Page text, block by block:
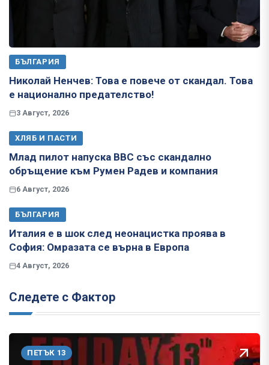
БЪЛГАРИЯ
Николай Ненчев: Това е повече от скандал. Това
е национално предателство!
3 Август, 2026
ХЛЯБ И ПАСТИ
Млад пилот напуска ВВС със скандално
обръщение към Румен Радев и компания
6 Август, 2026
БЪЛГАРИЯ
Италия е в шок след неонацистка проява в
София: Омразата се върна в Европа
4 Август, 2026
Следете с Фактор
ПЕТЪК 13